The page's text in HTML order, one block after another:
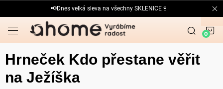
na
obsah
📢Dnes velká sleva na všechny SKLENICE🍷
Hrneček Kdo přestane věřit
na Ježíška